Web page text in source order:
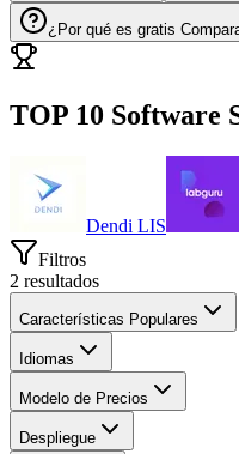
¿Por qué es gratis
TOP 10 Software
Dendi LIS
Filtros
2 resultados
Características Populares
Idiomas
Modelo de Precios
Despliegue